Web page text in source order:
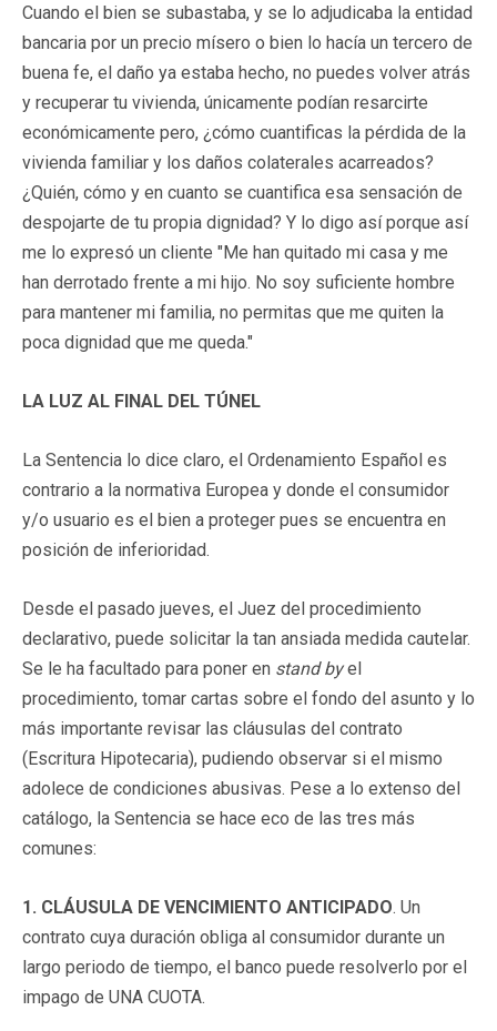
Cuando el bien se subastaba, y se lo adjudicaba la entidad
bancaria por un precio mísero o bien lo hacía un tercero de
buena fe, el daño ya estaba hecho, no puedes volver atrás
y recuperar tu vivienda, únicamente podían resarcirte
económicamente pero, ¿cómo cuantificas la pérdida de la
vivienda familiar y los daños colaterales acarreados?
¿Quién, cómo y en cuanto se cuantifica esa sensación de
despojarte de tu propia dignidad? Y lo digo así porque así
me lo expresó un cliente "Me han quitado mi casa y me
han derrotado frente a mi hijo. No soy suficiente hombre
para mantener mi familia, no permitas que me quiten la
poca dignidad que me queda."
LA LUZ AL FINAL DEL TÚNEL
La Sentencia lo dice claro, el Ordenamiento Español es
contrario a la normativa Europea y donde el consumidor
y/o usuario es el bien a proteger pues se encuentra en
posición de inferioridad.
Desde el pasado jueves, el Juez del procedimiento
declarativo, puede solicitar la tan ansiada medida cautelar.
Se le ha facultado para poner en stand byel
procedimiento, tomar cartas sobre el fondo del asunto y lo
más importante revisar las cláusulas del contrato
(Escritura Hipotecaria), pudiendo observar si el mismo
adolece de condiciones abusivas. Pese a lo extenso del
catálogo, la Sentencia se hace eco de las tres más
comunes:
1. CLÁUSULA DE VENCIMIENTO ANTICIPADO. Un
contrato cuya duración obliga al consumidor durante un
largo periodo de tiempo, el banco puede resolverlo por el
impago de UNA CUOTA.